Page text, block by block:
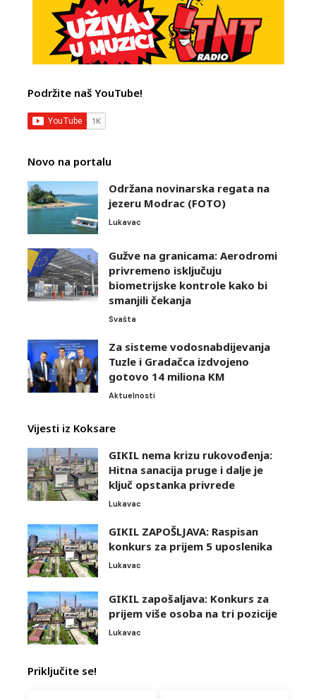
Podržite naš YouTube!
Novo na portalu
Održana novinarska regata na
jezeru Modrac (FOTO)
Lukavac
Gužve na granicama: Aerodromi
privremeno isključuju
biometrijske kontrole kako bi
smanjili čekanja
Svašta
Za sisteme vodosnabdijevanja
Tuzle i Gradačca izdvojeno
gotovo 14 miliona KM
Aktuelnosti
Vijesti iz Koksare
GIKIL nema krizu rukovođenja:
Hitna sanacija pruge i dalje je
ključ opstanka privrede
Lukavac
GIKIL ZAPOŠLJAVA: Raspisan
konkurs za prijem 5 uposlenika
Lukavac
GIKIL zapošaljava: Konkurs za
prijem više osoba na tri pozicije
Lukavac
Priključite se!